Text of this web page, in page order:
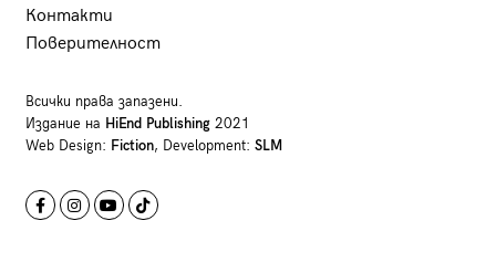
Контакти
Поверителност
Всички права запазени.
Издание на HiEnd Publishing2021
Web Design: Fiction, Development: SLM